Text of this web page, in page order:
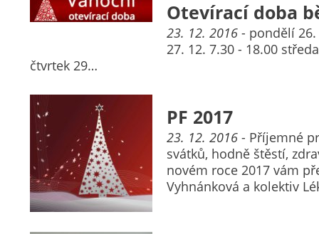
Otevírací doba
23. 12. 2016 - pondělí 26.
27. 12. 7.30 - 18.00
čtvrtek 29…
PF 2017
23. 12. 2016 - Příjemné
svátků, hodně štěstí,
novém roce 2017 vám
Vyhnánková a kolektiv